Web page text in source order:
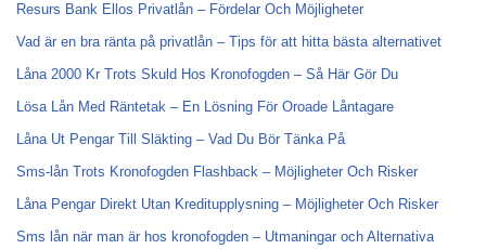
Resurs Bank Ellos Privatlån – Fördelar Och Möjligheter
Vad är en bra ränta på privatlån – Tips för att hitta bästa alternativet
Låna 2000 Kr Trots Skuld Hos Kronofogden – Så Här Gör Du
Lösa Lån Med Räntetak – En Lösning För Oroade Låntagare
Låna Ut Pengar Till Släkting – Vad Du Bör Tänka På
Sms-lån Trots Kronofogden Flashback – Möjligheter Och Risker
Låna Pengar Direkt Utan Kreditupplysning – Möjligheter Och Risker
Sms lån när man är hos kronofogden – Utmaningar och Alternativa